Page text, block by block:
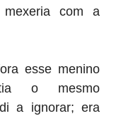
com a
esse menino
o mesmo
a ignorar; era